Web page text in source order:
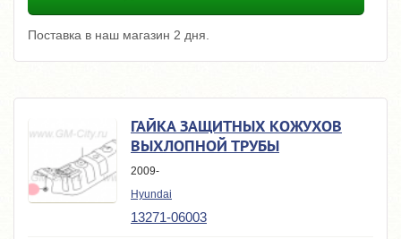
Поставка в наш магазин 2 дня.
ГАЙКА ЗАЩИТНЫХ КОЖУХОВ
ВЫХЛОПНОЙ ТРУБЫ
2009-
Hyundai
13271-06003